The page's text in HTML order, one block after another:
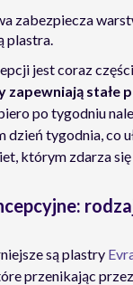
zabezpiecza
plastra.
jest coraz
zapewniają stałe
po tygodniu
dzień tygodnia, co
którym zdarza
są plastry
przenikając